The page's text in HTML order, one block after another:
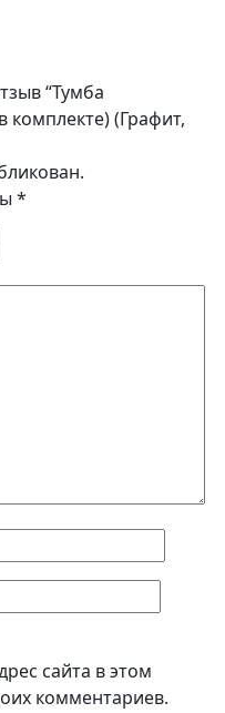
“Тумба
(Графит,
*
сайта в этом
комментариев.